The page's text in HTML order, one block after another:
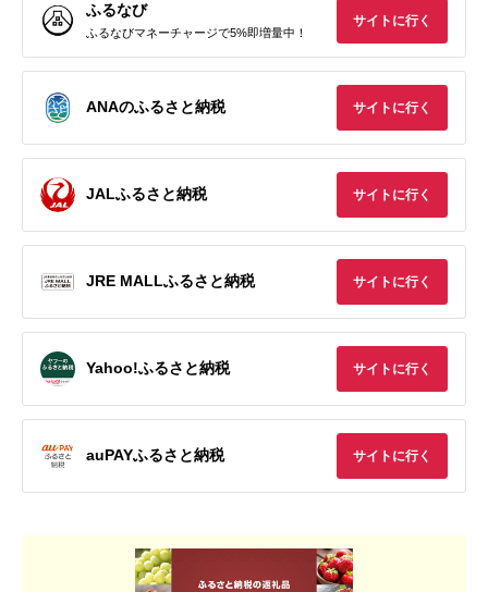
ふるなび
ふるなびマネーチャージで5%即増量中！
サイトに行く
ANAのふるさと納税 サイトに行く
JALふるさと納税 サイトに行く
JRE MALLふるさと納税 サイトに行く
Yahoo!ふるさと納税 サイトに行く
auPAYふるさと納税 サイトに行く